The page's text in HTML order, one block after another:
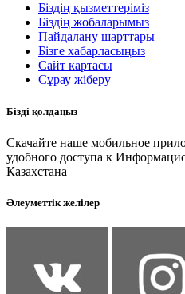
Біздің қызметтеріміз
Біздің жобаларымыз
Пайдалану шарттары
Бізге хабарласыңыз
Сайт картасы
Сұрау жіберу
Бізді қолдаңыз
Скачайте наше мобильное
удобного доступа к
Казахстана
Әлеуметтік желілер